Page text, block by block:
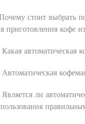
стоит выбрать
приготовления кофе
автоматическая
ли